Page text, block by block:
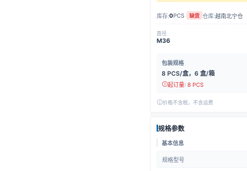
库存:0PCS 缺货 仓库:越南北宁仓
直径
M36
包装规格
8 PCS/盒，6 盒/箱
起订量: 8 PCS
价格不含税，不含运费
规格参数
基本信息
规格型号